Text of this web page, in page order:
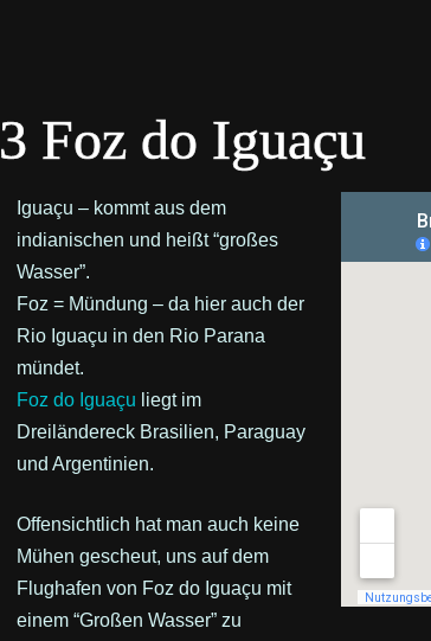
3 Foz do Iguaçu
Iguaçu – kommt aus dem
indianischen und heißt “großes
Wasser”.
Foz = Mündung – da hier auch der
Rio Iguaçu in den Rio Parana
mündet.
Foz do Iguaçu liegt im
Dreiländereck Brasilien, Paraguay
und Argentinien.
Offensichtlich hat man auch keine
Mühen gescheut, uns auf dem
Flughafen von Foz do Iguaçu mit
einem “Großen Wasser” zu